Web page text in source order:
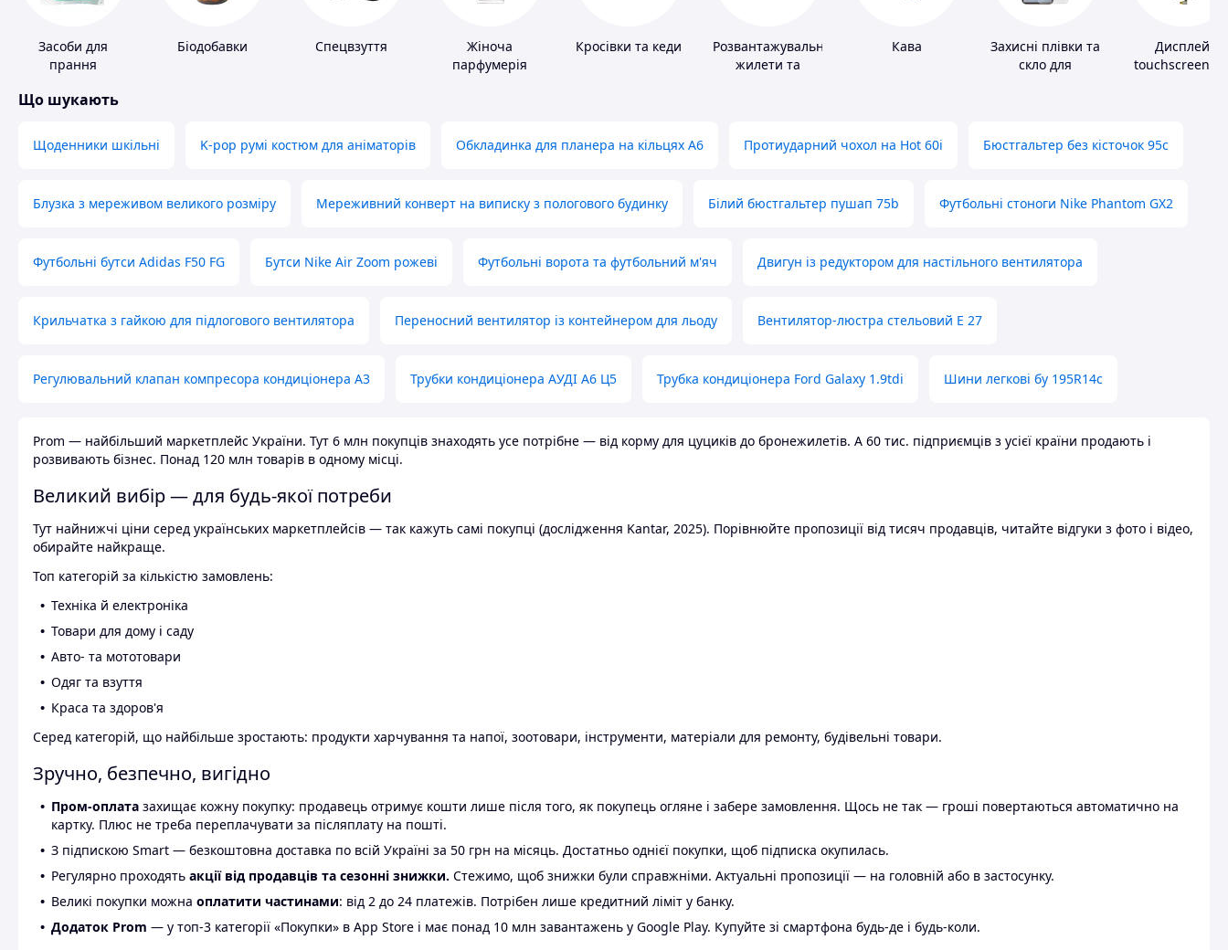
Засоби для
прання
Біодобавки Спецвзуття
Жіноча
парфумерія
Кросівки та кеди
Розвантажувальні
жилети та
Кава
Захисні плівки та
скло для
Дисплей,
touchscreen
Що шукають
Щоденники шкільні K-pop румі костюм для аніматорів Обкладинка для планера на кільцях А6 Протиударний чохол на Hot 60i Бюстгальтер без кісточок 95с
Блузка з мереживом великого розміру Мереживний конверт на виписку з пологового будинку Білий бюстгальтер пушап 75b Футбольні стоноги Nike Phantom GX2
Футбольні бутси Adidas F50 FG Бутси Nike Air Zoom рожеві Футбольні ворота та футбольний м'яч Двигун із редуктором для настільного вентилятора
Крильчатка з гайкою для підлогового вентилятора Переносний вентилятор із контейнером для льоду Вентилятор-люстра стельовий E 27
Регулювальний клапан компресора кондиціонера А3 Трубки кондиціонера АУДІ А6 Ц5 Трубка кондиціонера Ford Galaxy 1.9tdi Шини легкові бу 195R14c
Prom — найбільший маркетплейс України. Тут 6 млн покупців знаходять усе потрібне — від корму для цуциків до бронежилетів. А 60 тис. підприємців з усієї країни продають і
розвивають бізнес. Понад 120 млн товарів в одному місці.
Великий вибір — для будь-якої потреби
Тут найнижчі ціни серед українських маркетплейсів — так кажуть самі покупці (дослідження Kantar, 2025). Порівнюйте пропозиції від тисяч продавців, читайте відгуки з фото і відео,
обирайте найкраще.
Топ категорій за кількістю замовлень:
Техніка й електроніка
Товари для дому і саду
Авто- та мототовари
Одяг та взуття
Краса та здоров'я
Серед категорій, що найбільше зростають: продукти харчування та напої, зоотовари, інструменти, матеріали для ремонту, будівельні товари.
Зручно, безпечно, вигідно
Пром-оплата захищає кожну покупку: продавець отримує кошти лише після того, як покупець огляне і забере замовлення. Щось не так — гроші повертаються автоматично на
картку. Плюс не треба переплачувати за післяплату на пошті.
З підпискою Smart — безкоштовна доставка по всій Україні за 50 грн на місяць. Достатньо однієї покупки, щоб підписка окупилась.
Регулярно проходять акції від продавців та сезонні знижки. Стежимо, щоб знижки були справжніми. Актуальні пропозиції — на головній або в застосунку.
Великі покупки можна оплатити частинами: від 2 до 24 платежів. Потрібен лише кредитний ліміт у банку.
Додаток Prom — у топ-3 категорії «Покупки» в App Store і має понад 10 млн завантажень у Google Play. Купуйте зі смартфона будь-де і будь-коли.